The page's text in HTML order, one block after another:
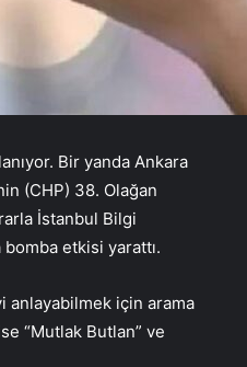
Bir yanda Ankara
(CHP) 38. Olağan
İstanbul Bilgi
etkisi yarattı.
anlayabilmek için arama
“Mutlak Butlan” ve